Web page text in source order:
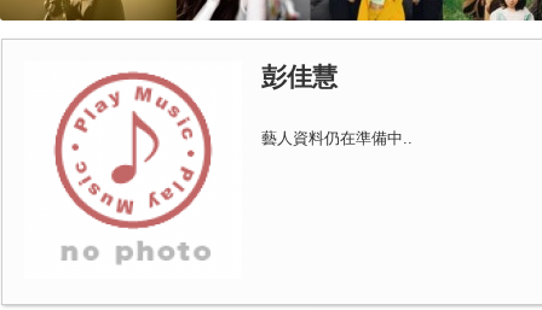
彭佳慧
藝人資料仍在準備中..